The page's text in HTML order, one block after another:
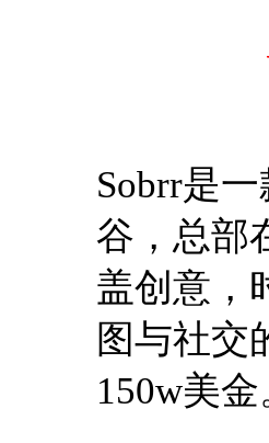
Sobrr是
谷，总部
盖创意，
图与社交
150w美金